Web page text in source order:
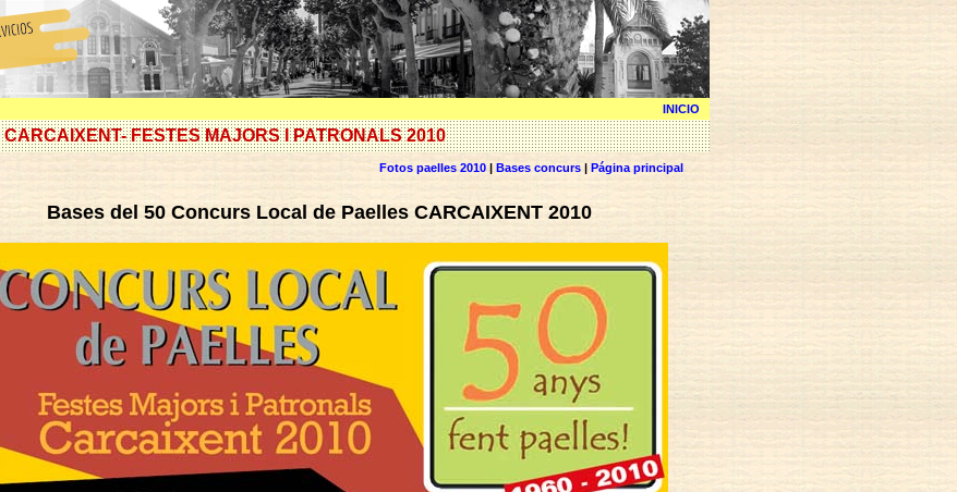
INICIO
CARCAIXENT- FESTES MAJORS I PATRONALS 2010
Fotos paelles 2010 | Bases concurs | Página principal
Bases del 50 Concurs Local de Paelles CARCAIXENT 2010